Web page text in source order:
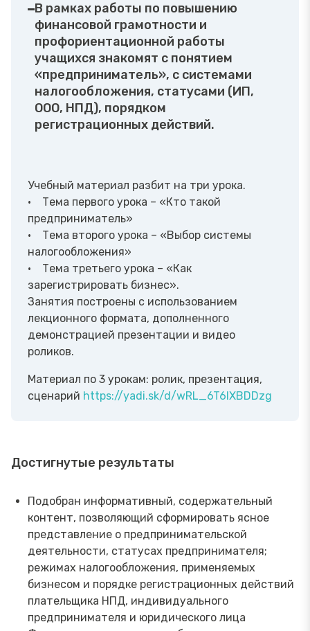
В рамках работы по повышению
финансовой грамотности и
профориентационной работы
учащихся знакомят с понятием
«предприниматель», с системами
налогообложения, статусами (ИП,
ООО, НПД), порядком
регистрационных действий.
Учебный материал разбит на три урока.
• Тема первого урока – «Кто такой
предприниматель»
• Тема второго урока – «Выбор системы
налогообложения»
• Тема третьего урока – «Как
зарегистрировать бизнес».
Занятия построены с использованием
лекционного формата, дополненного
демонстрацией презентации и видео
роликов.
Материал по 3 урокам: ролик, презентация,
сценарий https://yadi.sk/d/wRL_6T6lXBDDzg
Достигнутые результаты
Подобран информативный, содержательный
контент, позволяющий сформировать ясное
представление о предпринимательской
деятельности, статусах предпринимателя;
режимах налогообложения, применяемых
бизнесом и порядке регистрационных действий
плательщика НПД, индивидуального
предпринимателя и юридического лица